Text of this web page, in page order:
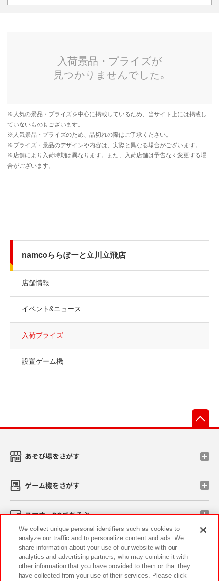
namcoららぽーと立川立飛店
店舗情報
イベント&ニュース
入荷プライズ
設置ゲーム機
あそび場をさがす
ゲーム機をさがす
スマホ・PCであそぶ
イベント・キャンペーン
We collect unique personal identifiers such as cookies to
analyze our traffic and to personalize content and ads. We
share information about your use of our website with our
analytics and advertising partners, who may combine it with
other information that you have provided to them or that they
have collected from your use of their services. Please click